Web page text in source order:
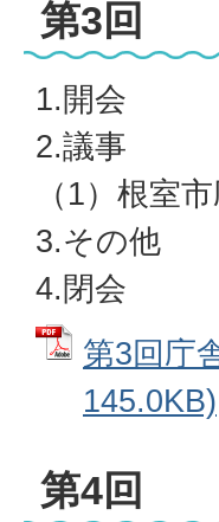
第3回
1.開会
2.議事
（1）根室
3.その他
4.閉会
第3回庁
145.0KB)
第4回